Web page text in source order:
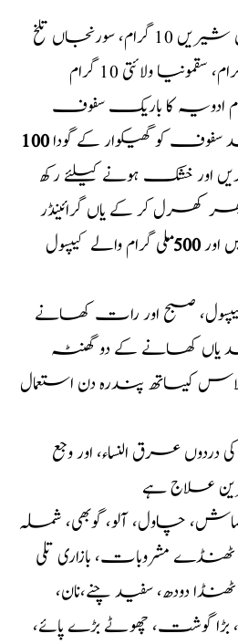
نسخہ الشفاء : سورنجاں شیریں 10 گرام، سورنجاں تلخ
ادویہ کا باریک سفوف
کو گھیکوار کے گودا100
اور خشک ہونے کیلئے رکھ
کھرل کر کے یاں گرائینڈر
500
ملی گرام والے کیپسول
صبح اور رات کھانے
کھانے کے دو گھنٹہ
کیساتھ پندرہ دن استعمال
دردوں عرق النساء، اور وجع
علاج ہے
چاول، آلو، گوبھی، شملہ
مشروبات، بازاری تلی
دودھ، سفید چنے،نان،
بڑا گوشت، چھوٹے بڑے پائے،